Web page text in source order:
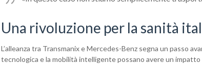
Una rivoluzione per la sanità
L’alleanza tra Transmanix e Mercedes-Benz segna un passo
tecnologica e la mobilità intelligente possano avere un